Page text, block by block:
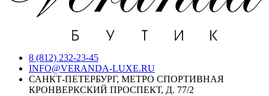
8 (812) 232-23-45
INFO@VERANDA-LUXE.RU
САНКТ-ПЕТЕРБУРГ, МЕТРО СПОРТИВНАЯ
КРОНВЕРКСКИЙ ПРОСПЕКТ, Д. 77/2